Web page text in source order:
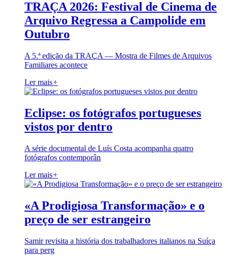
TRAÇA 2026: Festival de Cinema de
Arquivo Regressa a Campolide em
Outubro
A 5.ª edição da TRAÇA — Mostra de Filmes de Arquivos
Familiares acontece
Ler mais+
Eclipse: os fotógrafos portugueses
vistos por dentro
A série documental de Luís Costa acompanha quatro
fotógrafos contemporân
Ler mais+
«A Prodigiosa Transformação» e o
preço de ser estrangeiro
Samir revisita a história dos trabalhadores italianos na Suíça
para perg